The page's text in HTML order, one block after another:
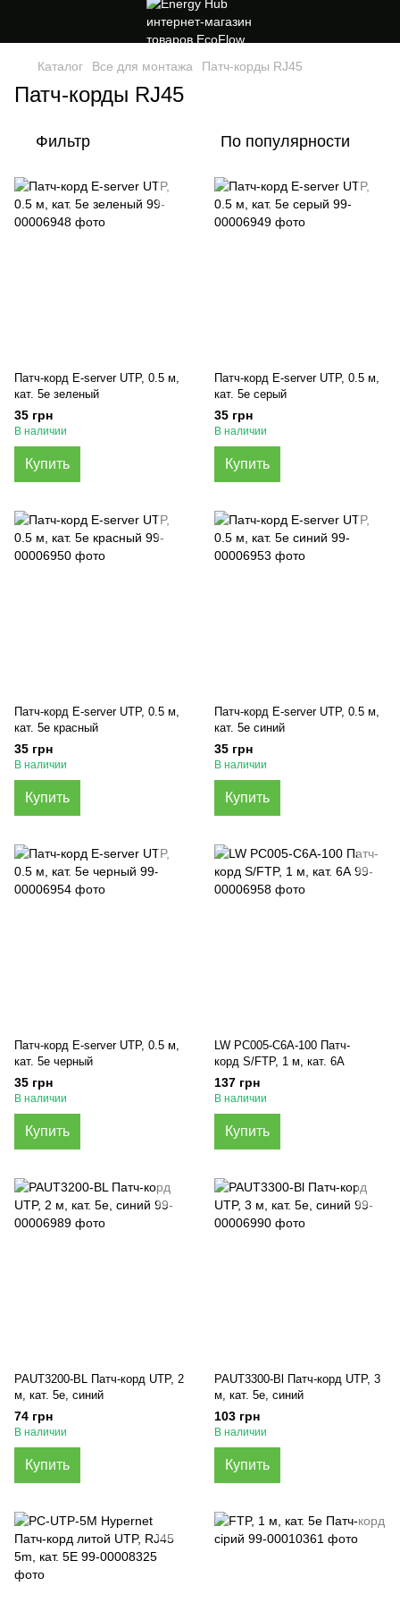
Каталог Все для монтажа Патч-корды RJ45
Патч-корды RJ45
Фильтр По популярности
Патч-корд E-server UTP, 0.5 м,
кат. 5e зеленый
35 грн
В наличии
Купить
Патч-корд E-server UTP, 0.5 м,
кат. 5e серый
35 грн
В наличии
Купить
Патч-корд E-server UTP, 0.5 м,
кат. 5e красный
35 грн
В наличии
Купить
Патч-корд E-server UTP, 0.5 м,
кат. 5e синий
35 грн
В наличии
Купить
Патч-корд E-server UTP, 0.5 м,
кат. 5e черный
35 грн
В наличии
Купить
LW PC005-C6A-100 Патч-
корд S/FTP, 1 м, кат. 6А
137 грн
В наличии
Купить
PAUT3200-BL Патч-корд UTP, 2
м, кат. 5e, синий
74 грн
В наличии
Купить
PAUT3300-Bl Патч-корд UTP, 3
м, кат. 5e, синий
103 грн
В наличии
Купить